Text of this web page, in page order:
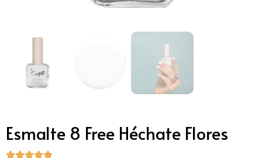
Esmalte 8 Free Héchate Flores